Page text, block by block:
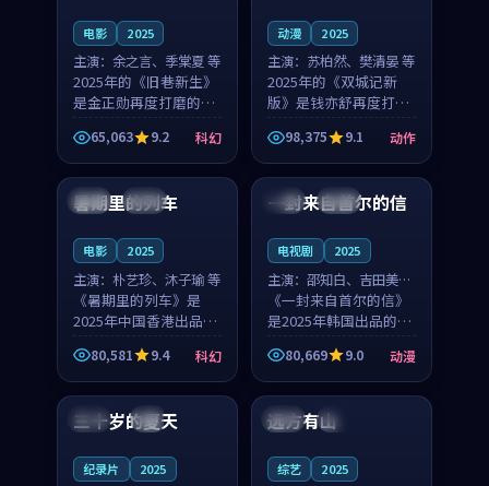
电影 2025
主演： 余之言、季棠夏 等
2025年的《旧巷新生》
是金正勋再度打磨的科
幻佳作。英国的取景与
雨夜物语的氛围相互成
就，余之言与季棠夏的
对手戏自然克制，让整
部影片在悬念与温度
65,063 9.2 科幻
动漫 2025
主演： 苏柏然、樊清晏 等
2025年的《双城记新
版》是钱亦舒再度打磨
的动作佳作。中国大陆
的取景与沙漠探险的氛
围相互成就，苏柏然与
樊清晏的对手戏自然克
制，让整部影片在悬念
98,375 9.1 动作
中国 杜比
暑期里的列车
电影 2025
主演： 朴艺珍、沐子瑜 等
《暑期里的列车》是
2025年中国香港出品的
科幻新作，主创团队希
望用城市夜归人的故事
让观众停下来想一想。
朴艺珍领衔，沐子瑜担
任重要角色，郑书延的
80,581 9.4 科幻
韩国 热播
一封来自首尔的信
电视剧 2025
主演： 邵知白、吉田美琴
等
《一封来自首尔的信》
是2025年韩国出品的动
漫新作，主创团队希望
用高考往事的故事让观
众停下来想一想。邵知
重要角色，谢承南的
80,669 9.0 动漫
法国 4K
三十岁的夏天
纪录片 2025
法国 独播
远方有山
综艺 2025